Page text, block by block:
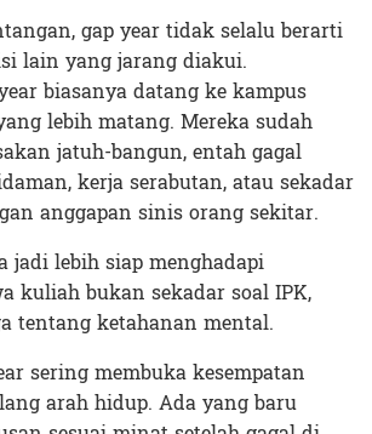
gap year tidak selalu berarti
lain yang jarang diakui.
biasanya datang ke kampus
lebih matang. Mereka sudah
jatuh-bangun, entah gagal
kerja serabutan, atau sekadar
anggapan sinis orang sekitar.
jadi lebih siap menghadapi
kuliah bukan sekadar soal IPK,
tentang ketahanan mental.
sering membuka kesempatan
arah hidup. Ada yang baru